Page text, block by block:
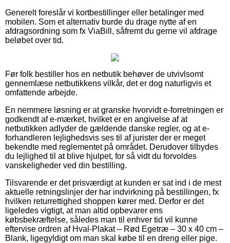
Generelt foreslår vi kortbestillinger eller betalinger med
mobilen. Som et alternativ burde du drage nytte af en
afdragsordning som fx ViaBill, såfremt du gerne vil afdrage
beløbet over tid.
Før folk bestiller hos en netbutik behøver de utvivlsomt
gennemlæse netbutikkens vilkår, det er dog naturligvis et
omfattende arbejde.
En nemmere løsning er at granske hvorvidt e-forretningen er
godkendt af e-mærket, hvilket er en angivelse af at
netbutikken adlyder de gældende danske regler, og at e-
forhandleren lejlighedsvis ses til af jurister der er meget
bekendte med reglementet på området. Derudover tilbydes
du lejlighed til at blive hjulpet, for så vidt du forvoldes
vanskeligheder ved din bestilling.
Tilsvarende er det prisværdigt at kunden er sat ind i de mest
aktuelle retningslinjer der har indvirkning på bestillingen, fx
hvilken returrettighed shoppen kører med. Derfor er det
ligeledes vigtigt, at man altid opbevarer ens
købsbekræftelse, således man til enhver tid vil kunne
eftervise ordren af Hval-Plakat – Rød Egetræ – 30 x 40 cm –
Blank, ligegyldigt om man skal købe til en dreng eller pige.